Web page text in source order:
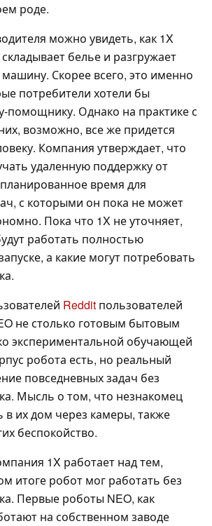
роде.
можно увидеть, как 1X
белье и разгружает
Скорее всего, это именно
потребители хотели бы
помощнику. Однако на практике с
возможно, все же придется
Компания утверждает, что
удаленную поддержку от
время для
с которыми он пока не может
Пока что 1X не уточняет,
работать полностью
а какие могут потребовать
Reddit пользователей
не столько готовым бытовым
экспериментальной обучающей
робота есть, но реальный
повседневных задач без
Мысль о том, что незнакомец
в их дом через камеры, также
беспокойство.
1X работает над тем,
итоге робот мог работать без
Первые роботы NEO, как
на собственном заводе